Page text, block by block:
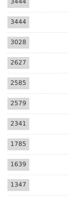
3444
3028
2627
2585
2579
2341
1785
1639
1347